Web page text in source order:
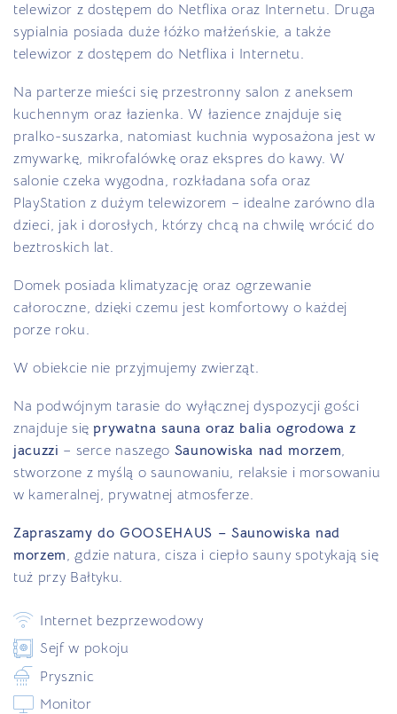
telewizor z dostępem do Netflixa oraz Internetu. Druga
sypialnia posiada duże łóżko małżeńskie, a także
telewizor z dostępem do Netflixa i Internetu.
Na parterze mieści się przestronny salon z aneksem
kuchennym oraz łazienka. W łazience znajduje się
pralko-suszarka, natomiast kuchnia wyposażona jest w
zmywarkę, mikrofalówkę oraz ekspres do kawy. W
salonie czeka wygodna, rozkładana sofa oraz
PlayStation z dużym telewizorem – idealne zarówno dla
dzieci, jak i dorosłych, którzy chcą na chwilę wrócić do
beztroskich lat.
Domek posiada klimatyzację oraz ogrzewanie
całoroczne, dzięki czemu jest komfortowy o każdej
porze roku.
W obiekcie nie przyjmujemy zwierząt.
Na podwójnym tarasie do wyłącznej dyspozycji gości
znajduje się prywatna sauna oraz balia ogrodowa z
jacuzzi – serce naszego Saunowiska nad morzem,
stworzone z myślą o saunowaniu, relaksie i morsowaniu
w kameralnej, prywatnej atmosferze.
Zapraszamy do GOOSEHAUS – Saunowiska nad
morzem, gdzie natura, cisza i ciepło sauny spotykają się
tuż przy Bałtyku.
Internet bezprzewodowy
Sejf w pokoju
Prysznic
Monitor